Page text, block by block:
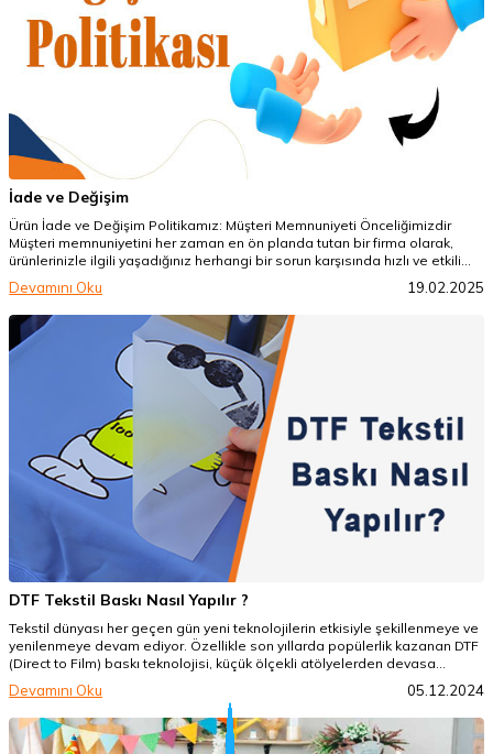
İade ve Değişim
Ürün İade ve Değişim Politikamız: Müşteri Memnuniyeti Önceliğimizdir
Müşteri memnuniyetini her zaman en ön planda tutan bir firma olarak,
ürünlerinizle ilgili yaşadığınız herhangi bir sorun karşısında hızlı ve etkili
çözümler sunmayı hedefliyoruz. Eğer firmamızdan satın aldığınız ürün
hatalı çıkarsa ya da teslimat sırasında bir aksaklık yaşanırsa, ürün iade ve
değişim politikamız hakkında size detaylı bilgi vermek isteriz.
Devamını Oku 19.02.2025
DTF Tekstil Baskı Nasıl Yapılır ?
Tekstil dünyası her geçen gün yeni teknolojilerin etkisiyle şekillenmeye ve
yenilenmeye devam ediyor. Özellikle son yıllarda popülerlik kazanan DTF
(Direct to Film) baskı teknolojisi, küçük ölçekli atölyelerden devasa
fabrikalara kadar geniş bir yelpazede tercih edilen bir yöntem olarak öne
çıkıyor.
Devamını Oku 05.12.2024